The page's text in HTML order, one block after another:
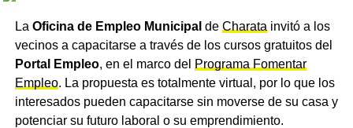
Confirmación de la dirección
del colegio
La directora de laEscuela Agropecuariade Charata,
La Oficina de Empleo Municipal de Charata invitó a los
vecinos a capacitarse a través de los cursos gratuitos del
Portal Empleo, en el marco del Programa Fomentar
Empleo. La propuesta es totalmente virtual, por lo que los
interesados pueden capacitarse sin moverse de su casa y
potenciar su futuro laboral o su emprendimiento.